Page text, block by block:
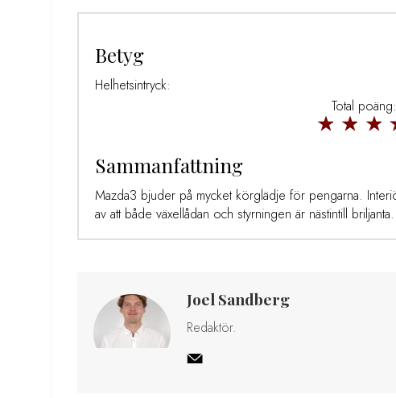
Betyg
Helhetsintryck:
Total
Sammanfattning
Mazda3 bjuder på mycket körglädje för pengarna.
av att både växellådan och styrningen är nästintill briljanta.
Joel Sandberg
Redaktör.